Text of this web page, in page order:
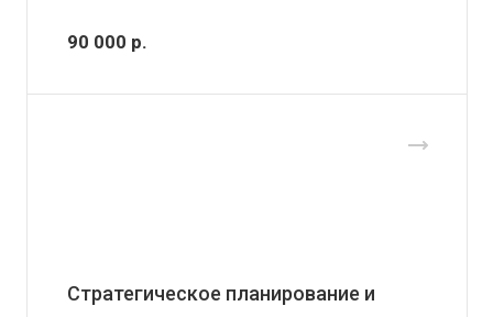
90 000 р.
Стратегическое планирование и